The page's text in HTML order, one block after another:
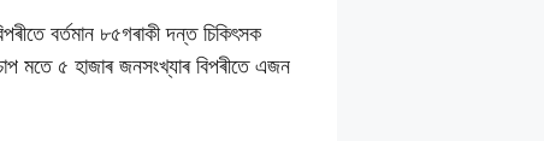
বৰ্তমান ৮৫গৰাকী দন্ত চিকিৎসক
মতে ৫ হাজাৰ জনসংখ্যাৰ বিপৰীতে এজন